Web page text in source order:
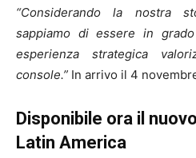
“Considerando la nostra
sappiamo di essere in
esperienza strategica
console.” In arrivo il 4
Disponibile ora il
Latin America